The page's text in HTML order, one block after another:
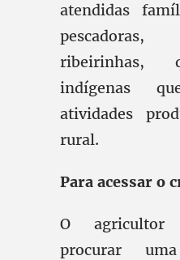
atendidas
ribeirinhas,
indígenas
atividades
rural.
Para acessar o
O agricultor
procurar